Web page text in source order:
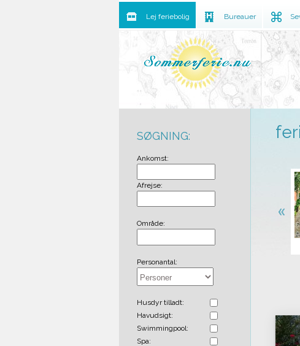
SØGNING:
Ankomst:
Afrejse:
Område:
Personantal:
Husdyr tilladt:
Havudsigt:
Swimmingpool:
Spa:
Lej feriebolig Bureauer